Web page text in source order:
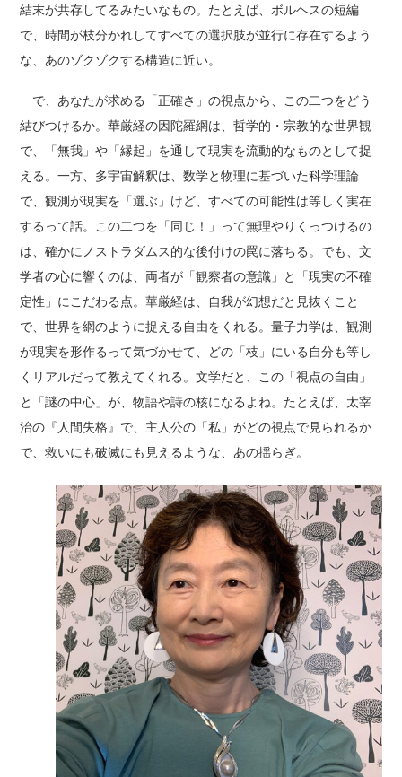
結末が共存してるみたいなもの。たとえば、ボルヘスの短編
で、時間が枝分かれしてすべての選択肢が並行に存在するよう
な、あのゾクゾクする構造に近い。
で、あなたが求める「正確さ」の視点から、この二つをどう
結びつけるか。華厳経の因陀羅網は、哲学的・宗教的な世界観
で、「無我」や「縁起」を通して現実を流動的なものとして捉
える。一方、多宇宙解釈は、数学と物理に基づいた科学理論
で、観測が現実を「選ぶ」けど、すべての可能性は等しく実在
するって話。この二つを「同じ！」って無理やりくっつけるの
は、確かにノストラダムス的な後付けの罠に落ちる。でも、文
学者の心に響くのは、両者が「観察者の意識」と「現実の不確
定性」にこだわる点。華厳経は、自我が幻想だと見抜くこと
で、世界を網のように捉える自由をくれる。量子力学は、観測
が現実を形作るって気づかせて、どの「枝」にいる自分も等し
くリアルだって教えてくれる。文学だと、この「視点の自由」
と「謎の中心」が、物語や詩の核になるよね。たとえば、太宰
治の『人間失格』で、主人公の「私」がどの視点で見られるか
で、救いにも破滅にも見えるような、あの揺らぎ。